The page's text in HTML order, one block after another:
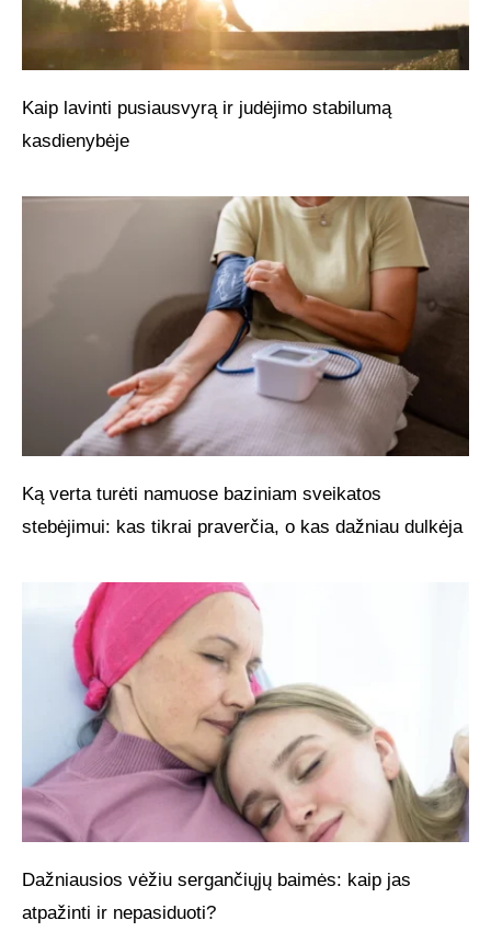
Kaip lavinti pusiausvyrą ir judėjimo stabilumą
kasdienybėje
Ką verta turėti namuose baziniam sveikatos
stebėjimui: kas tikrai praverčia, o kas dažniau dulkėja
Dažniausios vėžiu sergančiųjų baimės: kaip jas
atpažinti ir nepasiduoti?